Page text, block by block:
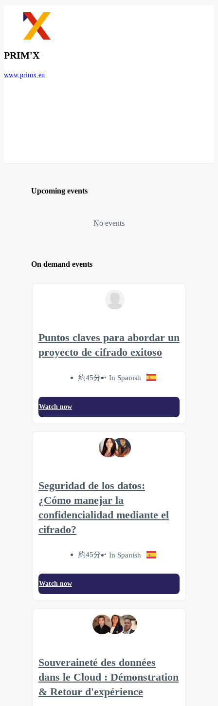
PRIM'X
www.primx.eu
Upcoming events
No events
On demand events
Puntos claves para abordar un
proyecto de cifrado exitoso
約45分 In Spanish
Watch now
Seguridad de los datos:
¿Cómo manejar la
confidencialidad mediante el
cifrado?
約45分 In Spanish
Watch now
Souveraineté des données
dans le Cloud : Démonstration
& Retour d'expérience